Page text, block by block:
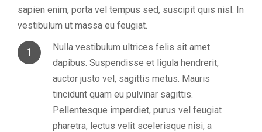
sapien enim, porta vel tempus sed, suscipit quis nisl. In
vestibulum ut massa eu feugiat.
1
Nulla vestibulum ultrices felis sit amet
dapibus. Suspendisse et ligula hendrerit,
auctor justo vel, sagittis metus. Mauris
tincidunt quam eu pulvinar sagittis.
Pellentesque imperdiet, purus vel feugiat
pharetra, lectus velit scelerisque nisi, a